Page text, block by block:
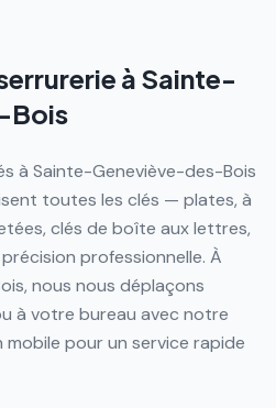
à Sainte-
Bois
à Sainte-Geneviève-des-Bois
toutes les clés — plates, à
clés de boîte aux lettres,
professionnelle. À
nous nous déplaçons
à votre bureau avec notre
pour un service rapide